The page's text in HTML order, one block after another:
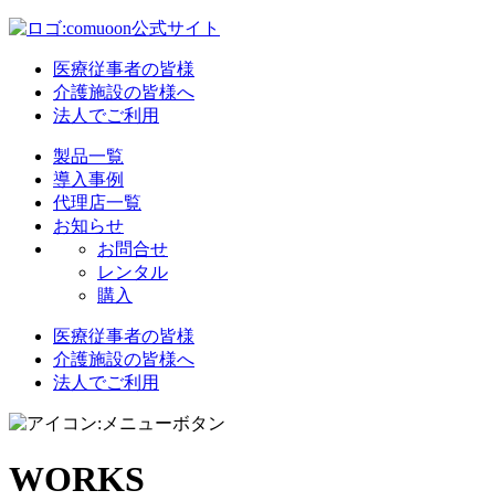
医療従事者の皆様
介護施設の皆様へ
法人でご利用
製品一覧
導入事例
代理店一覧
お知らせ
お問合せ
レンタル
購入
医療従事者の皆様
介護施設の皆様へ
法人でご利用
WORKS